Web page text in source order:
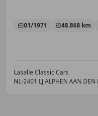
01/1971 48.868 km
Lasalle Classic Cars
NL-2401 LJ ALPHEN AAN DEN